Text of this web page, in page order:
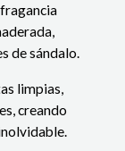
de sándalo.
limpias,
creando